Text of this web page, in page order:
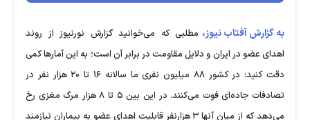
به گزارش آفتاب نیوز، مطلبی که می‌خوانید گزارش نورنیوز از روند
اهدای عضو در ایران و دلایل مقاومت در برابر آن است؛ به این آمارها کمی
دقت کنید: در کشور ۸۸ میلیون نفری ما سالانه ۱۶ تا ۲۰ هزار نفر در
تصادفات جاده‌ای فوت می‌کنند. در این بین ۵ تا ۸ هزار مرگ مغزی رخ
می‌دهد که از میان آنها ۳ هزارنفر قابلیت اهدای عضو به بیماران نیازمند